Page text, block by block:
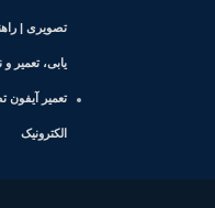
تصویری |
یابی، تعمیر
تعمیر آیفون
الکترونیک